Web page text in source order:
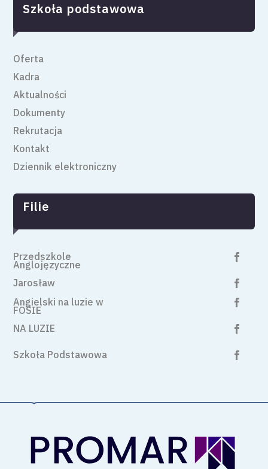
Szkoła podstawowa
Oferta
Kadra
Aktualności
Dokumenty
Rekrutacja
Kontakt
Dziennik elektroniczny
Filie
Przedszkole
Anglojęzyczne

Jarosław 
Angielski na luzie w
FOSIE

NA LUZIE 
Szkoła Podstawowa 